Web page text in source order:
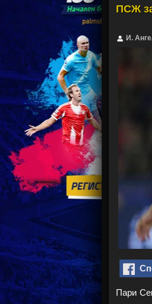
ПСЖ
И.
Пари